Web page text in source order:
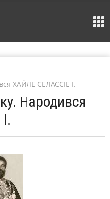
ХАЙЛЕ СЕЛАССІЕ І.
Народився